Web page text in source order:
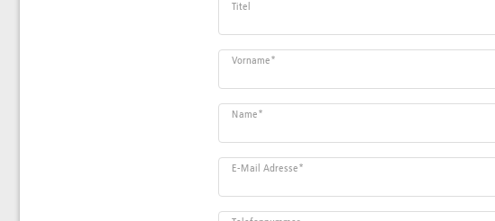
Titel
Vorname*
Name*
E-Mail Adresse*